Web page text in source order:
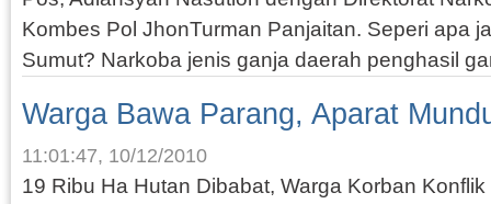
Kombes Pol JhonTurman Panjaitan. Seperi apa
Sumut? Narkoba jenis ganja daerah penghasil
Warga Bawa Parang, Aparat
11:01:47, 10/12/2010
19 Ribu Ha Hutan Dibabat, Warga Korban